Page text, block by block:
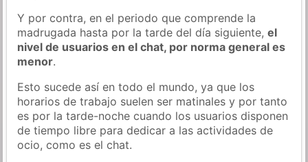
Y por contra, en el periodo que comprende la
madrugada hasta por la tarde del día siguiente,el
nivel de usuarios en el chat, por norma general es
menor.
Esto sucede así en todo el mundo, ya que los
horarios de trabajo suelen ser matinales y por tanto
es por la tarde-noche cuando los usuarios disponen
de tiempo libre para dedicar a las actividades de
ocio, como es el chat.